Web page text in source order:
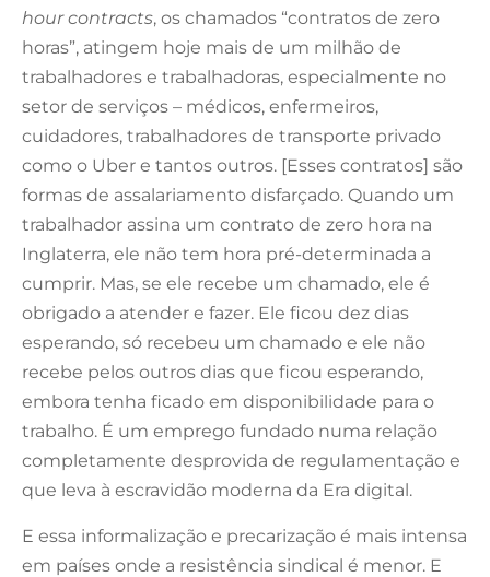
hour contracts, os chamados “contratos de zero
horas”, atingem hoje mais de um milhão de
trabalhadores e trabalhadoras, especialmente no
setor de serviços – médicos, enfermeiros,
cuidadores, trabalhadores de transporte privado
como o Uber e tantos outros. [Esses contratos] são
formas de assalariamento disfarçado. Quando um
trabalhador assina um contrato de zero hora na
Inglaterra, ele não tem hora pré-determinada a
cumprir. Mas, se ele recebe um chamado, ele é
obrigado a atender e fazer. Ele ficou dez dias
esperando, só recebeu um chamado e ele não
recebe pelos outros dias que ficou esperando,
embora tenha ficado em disponibilidade para o
trabalho. É um emprego fundado numa relação
completamente desprovida de regulamentação e
que leva à escravidão moderna da Era digital.
E essa informalização e precarização é mais intensa
em países onde a resistência sindical é menor. E